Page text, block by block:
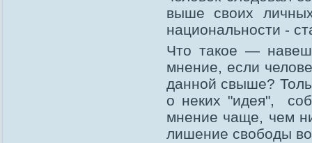
выше своих
национальности -
Что такое —
мнение, если
данной свыше?
о неких "идея",
мнение чаще, чем
лишение свободы